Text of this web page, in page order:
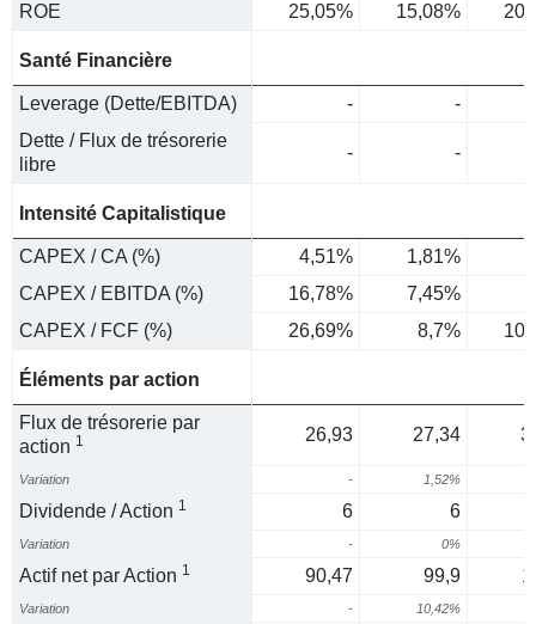
ROE
25,05% 15,08%
Santé Financière
Leverage (Dette/EBITDA) -
-
Dette / Flux de trésorerie
libre
- -
Intensité Capitalistique
CAPEX / CA (%) 4,51% 1,81%
CAPEX / EBITDA (%)
16,78% 7,45%
CAPEX / FCF (%)
26,69% 8,7%
Éléments par action
Flux de trésorerie par
action 1 26,93 27,34
Variation - 1,52%
Dividende / Action 1 6 6
Variation - 0%
Actif net par Action 1 90,47 99,9
Variation - 10,42%